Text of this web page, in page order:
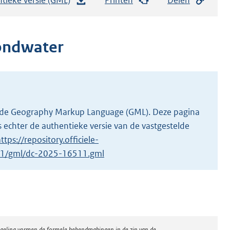
n
g
r
o
o
Markup Language (GML). Deze pagina
de authentieke versie van de vastgestelde
repository.officiele-
gml/dc-2025-16511.gml